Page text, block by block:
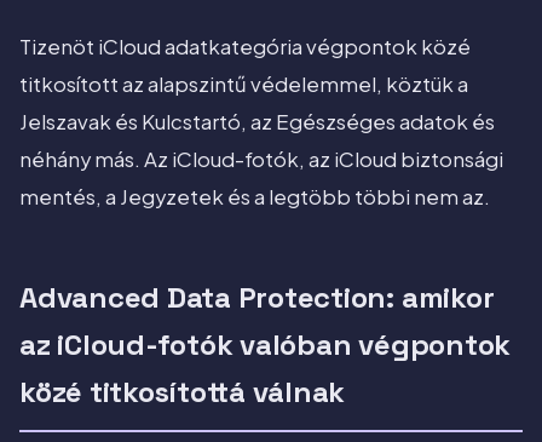
Tizenöt iCloud adatkategória végpontok közé
titkosított az alapszintű védelemmel, köztük a
Jelszavak és Kulcstartó, az Egészséges adatok és
néhány más. Az iCloud-fotók, az iCloud biztonsági
mentés, a Jegyzetek és a legtöbb többi nem az.
Advanced Data Protection: amikor
az iCloud-fotók valóban végpontok
közé titkosítottá válnak